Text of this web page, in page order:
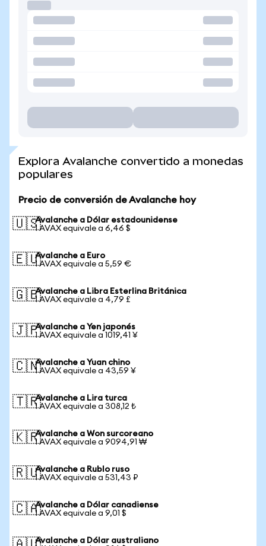
Explora Avalanche convertido a monedas
populares
Precio de conversión de Avalanche hoy
🇺🇸Avalanche a Dólar estadounidense
1 AVAX equivale a 6,46 $
🇪🇺Avalanche a Euro
1 AVAX equivale a 5,59 €
🇬🇧Avalanche a Libra Esterlina Británica
1 AVAX equivale a 4,79 £
🇯🇵Avalanche a Yen japonés
1 AVAX equivale a 1019,41 ¥
🇨🇳Avalanche a Yuan chino
1 AVAX equivale a 43,59 ¥
🇹🇷Avalanche a Lira turca
1 AVAX equivale a 308,12 ₺
🇰🇷Avalanche a Won surcoreano
1 AVAX equivale a 9094,91 ₩
🇷🇺Avalanche a Rublo ruso
1 AVAX equivale a 531,43 ₽
🇨🇦Avalanche a Dólar canadiense
1 AVAX equivale a 9,01 $
Avalanche a Dólar australiano